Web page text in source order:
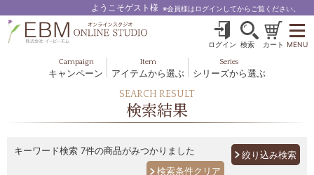
ようこそゲスト様 ※会員様はログインしてからご覧ください。
ログイン 検索 カート
Campaign
キャンペーン
Item
アイテムから選ぶ
ボディケア
健美食品
Series
シリーズから選ぶ
ブルームオーラ.
ルナゾーム
MENU
SEARCH RESULT
検索結果
キーワード検索 7件の商品がみつかりました 絞り込み検索